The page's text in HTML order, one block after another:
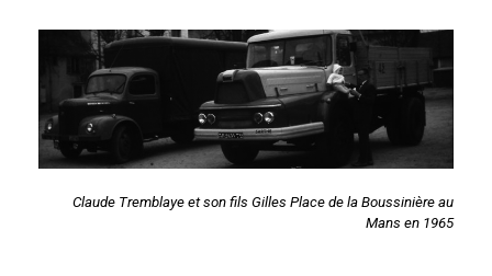
Claude Tremblaye et son fils Gilles Place de la Boussinière au
Mans en 1965